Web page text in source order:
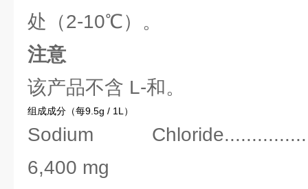
处（2-10℃）。
注意
该产品不含 L-和。
组成成分（每9.5g / 1L）
Sodium
6,400 mg